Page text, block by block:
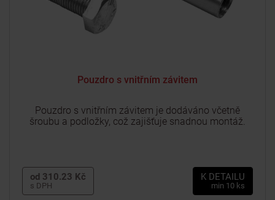
Pouzdro s vnitřním závitem
Pouzdro s vnitřním závitem je dodáváno včetně
šroubu a podložky, což zajišťuje snadnou montáž.
od 310.23 Kč
s DPH
K DETAILU
min 10 ks